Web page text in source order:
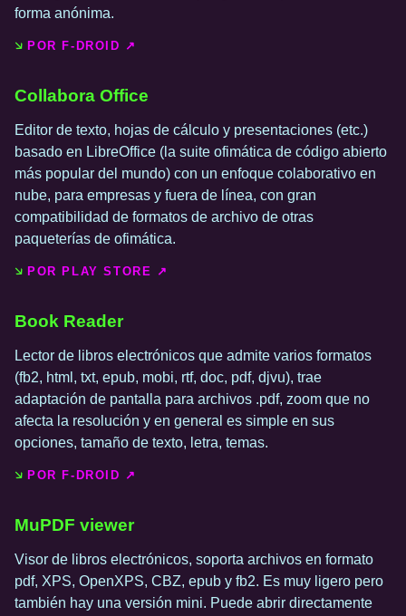
forma anónima.
POR F-DROID ↗️
Collabora Office
Editor de texto, hojas de cálculo y presentaciones (etc.)
basado en LibreOffice (la suite ofimática de código abierto
más popular del mundo) con un enfoque colaborativo en
nube, para empresas y fuera de línea, con gran
compatibilidad de formatos de archivo de otras
paqueterías de ofimática.
POR PLAY STORE ↗️
Book Reader
Lector de libros electrónicos que admite varios formatos
(fb2, html, txt, epub, mobi, rtf, doc, pdf, djvu), trae
adaptación de pantalla para archivos .pdf, zoom que no
afecta la resolución y en general es simple en sus
opciones, tamaño de texto, letra, temas.
POR F-DROID ↗️
MuPDF viewer
Visor de libros electrónicos, soporta archivos en formato
pdf, XPS, OpenXPS, CBZ, epub y fb2. Es muy ligero pero
también hay una versión mini. Puede abrir directamente